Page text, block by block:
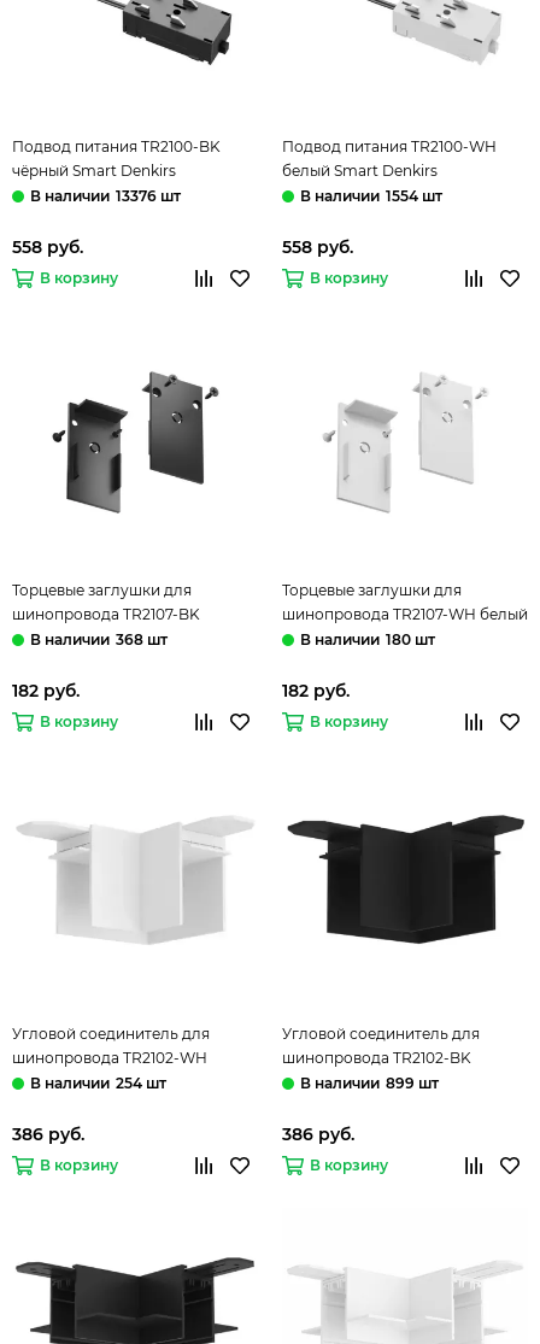
Подвод питания TR2100-BK
чёрный Smart Denkirs
13376 шт
558 руб.
В корзину
Подвод питания TR2100-WH
белый Smart Denkirs
1554 шт
558 руб.
В корзину
Торцевые заглушки для
шинопровода TR2107-BK
чёрный Smart Base/Hide Denkirs
368 шт
182 руб.
В корзину
Торцевые заглушки для
шинопровода TR2107-WH белый
Smart Base/Hide Denkirs
180 шт
182 руб.
В корзину
Угловой соединитель для
шинопровода TR2102-WH
белый Smart Base Denkirs
254 шт
386 руб.
В корзину
Угловой соединитель для
шинопровода TR2102-BK
чёрный Smart Base Denkirs
899 шт
386 руб.
В корзину